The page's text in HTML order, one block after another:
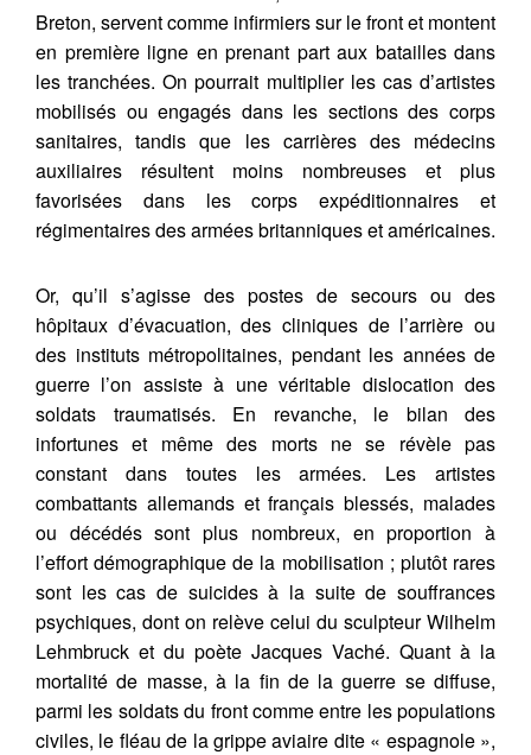
Breton, servent comme infirmiers sur le front et montent
en première ligne en prenant part aux batailles dans
les tranchées. On pourrait multiplier les cas d’artistes
mobilisés ou engagés dans les sections des corps
sanitaires, tandis que les carrières des médecins
auxiliaires résultent moins nombreuses et plus
favorisées dans les corps expéditionnaires et
régimentaires des armées britanniques et américaines.
Or, qu’il s’agisse des postes de secours ou des
hôpitaux d’évacuation, des cliniques de l’arrière ou
des instituts métropolitaines, pendant les années de
guerre l’on assiste à une véritable dislocation des
soldats traumatisés. En revanche, le bilan des
infortunes et même des morts ne se révèle pas
constant dans toutes les armées. Les artistes
combattants allemands et français blessés, malades
ou décédés sont plus nombreux, en proportion à
l’effort démographique de la mobilisation ; plutôt rares
sont les cas de suicides à la suite de souffrances
psychiques, dont on relève celui du sculpteur Wilhelm
Lehmbruck et du poète Jacques Vaché. Quant à la
mortalité de masse, à la fin de la guerre se diffuse,
parmi les soldats du front comme entre les populations
civiles, le fléau de la grippe aviaire dite « espagnole »,